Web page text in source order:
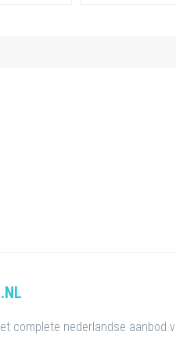
complete nederlandse aanbod